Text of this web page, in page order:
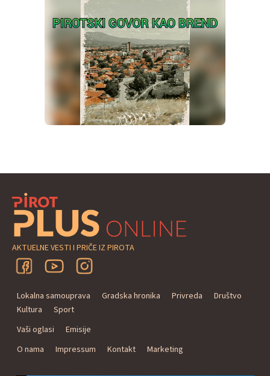
AKTUELNE VESTI I PRIČE IZ PIROTA
Lokalna samouprava Gradska hronika Privreda
Društvo
Kultura
Sport
Vaši oglasi
Emisije
O nama
Impressum Kontakt Marketing